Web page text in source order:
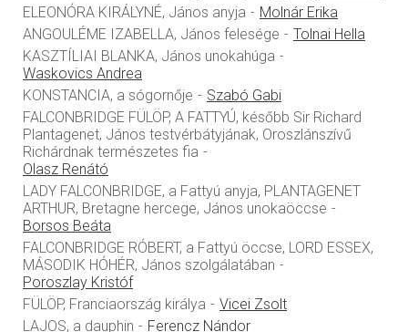
ELEONÓRA KIRÁLYNÉ, János anyja
Molnár Erika
ANGOULÉME IZABELLA, János felesége
Tolnai Hella
KASZTÍLIAI BLANKA, János unokahúga
Waskovics Andrea
KONSTANCIA, a sógornője
Szabó Gabi
FALCONBRIDGE FÜLÖP, A FATTYÚ, később Sir Richard
Plantagenet, János testvérbátyjának, Oroszlánszívű
Richárdnak természetes fia
Olasz Renátó
LADY FALCONBRIDGE, a Fattyú anyja, PLANTAGENET
ARTHUR, Bretagne hercege, János unokaöccse
Borsos Beáta
FALCONBRIDGE RÓBERT, a Fattyú öccse, LORD ESSEX,
MÁSODIK HÓHÉR, János szolgálatában
Poroszlay Kristóf
FÜLÖP, Franciaország királya
Vicei Zsolt
LAJOS, a dauphin
Ferencz Nándor